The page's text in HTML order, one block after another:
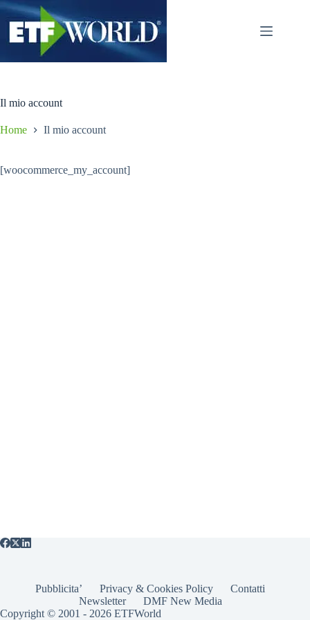
Salta
contenuto
Il mio account
Home Il mio account
[woocommerce_my_account]
Pubblicita’ Privacy & Cookies Policy
Contatti
Newsletter
DMF New Media
Copyright © 2001 - 2026 ETFWorld